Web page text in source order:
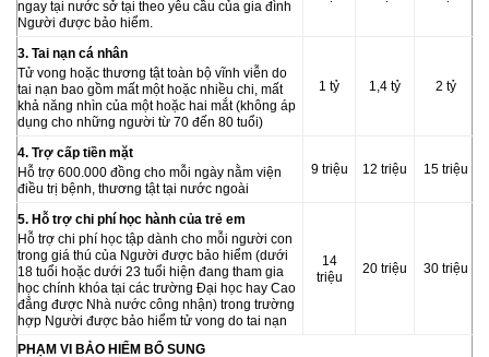
ngay tại nước sở tại theo yêu cầu của gia đình
Người được bảo hiểm.
3. Tai nạn cá nhân
Tử vong hoặc thương tật toàn bộ vĩnh viễn do
tai nạn bao gồm mất một hoặc nhiều chi, mất
khả năng nhìn của một hoặc hai mắt (không áp
dụng cho những người từ 70 đến 80 tuổi)
1 tỷ 1,4 tỷ 2 tỷ
4. Trợ cấp tiền mặt
Hỗ trợ 600.000 đồng cho mỗi ngày nằm viện
điều trị bệnh, thương tật tại nước ngoài
9triệu 12 triệu 15 triệu
5. Hỗ trợ chi phí học hành của trẻ em
Hỗ trợ chi phí học tập dành cho mỗi người con
trong giá thú của Người được bảo hiểm (dưới
18 tuổi hoặc dưới 23 tuổi hiện đang tham gia
học chính khóa tại các trường Đại học hay Cao
đẳng được Nhà nước công nhận) trong trường
hợp Người được bảo hiểm tử vong do tai nạn
14
triệu
20 triệu 30 triệu
PHẠM VI BẢO HIỂM BỔ SUNG